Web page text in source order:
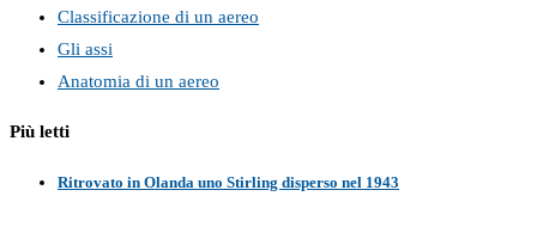
Classificazione di un aereo
Gli assi
Anatomia di un aereo
Più letti
Ritrovato in Olanda uno Stirling disperso nel 1943